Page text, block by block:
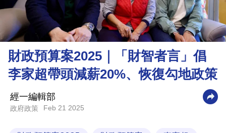
樓
理
財
商
科
財政預算案2025｜「財智者言」倡
李家超帶頭減薪20%、恢復勾地政策
經一編輯部
政府政策 Feb 21 2025